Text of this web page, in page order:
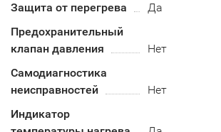
Защита от перегрева
Да
Предохранительный
клапан давления
Нет
Самодиагностика
неисправностей
Нет
Индикатор